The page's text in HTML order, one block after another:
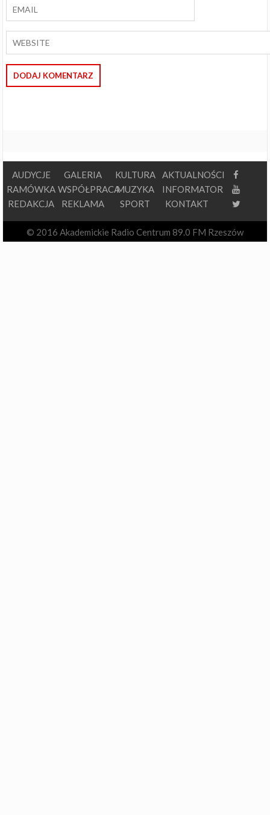
AUDYCJE
RAMÓWKA
REDAKCJA
GALERIA
WSPÓŁPRACA
REKLAMA
KULTURA
MUZYKA
SPORT
AKTUALNOŚCI
INFORMATOR
KONTAKT
© 2016 Akademickie Radio Centrum 89.0 FM Rzeszów